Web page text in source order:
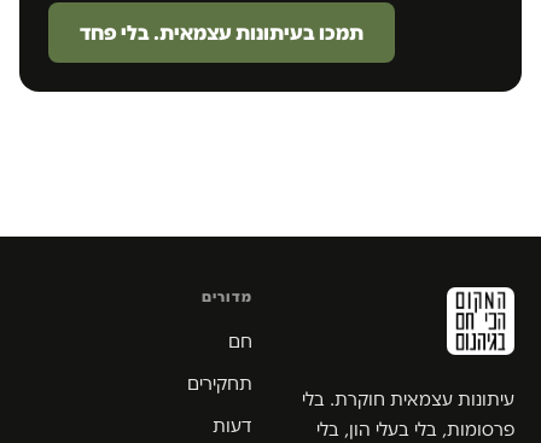
תמכו בעיתונות עצמאית. בלי פחד
עיתונות עצמאית חוקרת. בלי
פרסומות, בלי בעלי הון, בלי
מדורים
חם
תחקירים
דעות